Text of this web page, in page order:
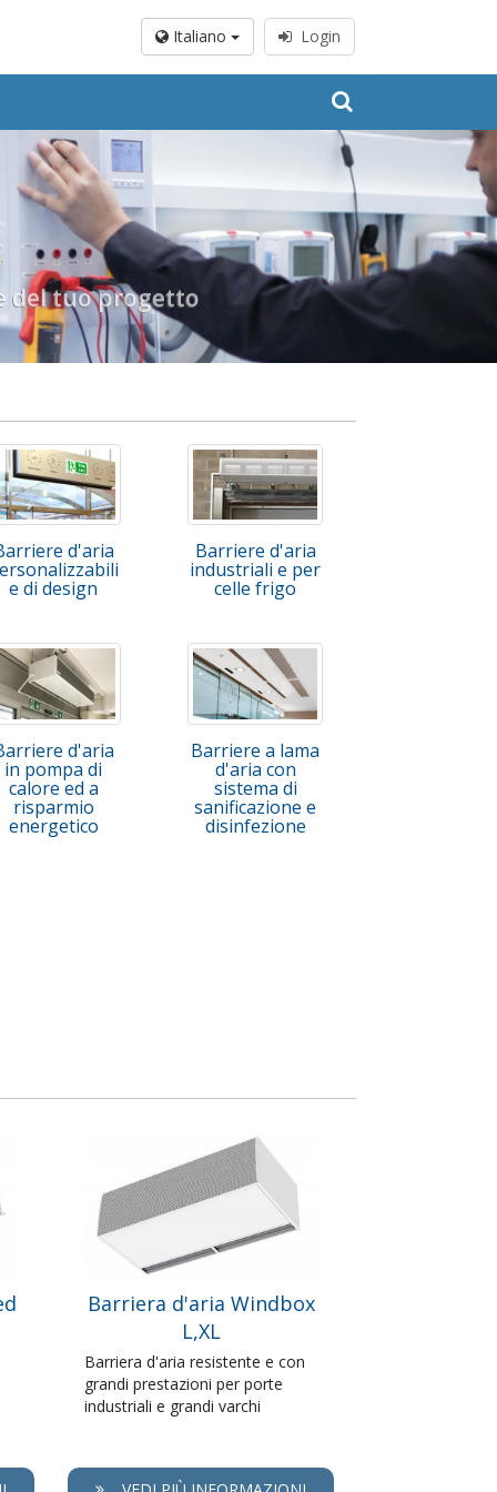
Italiano Login
del tuo progetto
d'aria
e di design
Barriere d'aria
industriali e per
celle frigo
d'aria
in pompa di
calore ed a
risparmio
energetico
Barriere a lama
d'aria con
sistema di
sanificazione e
disinfezione
Barriera d'aria Windbox
L,XL
Barriera d'aria resistente e con
grandi prestazioni per porte
industriali e grandi varchi